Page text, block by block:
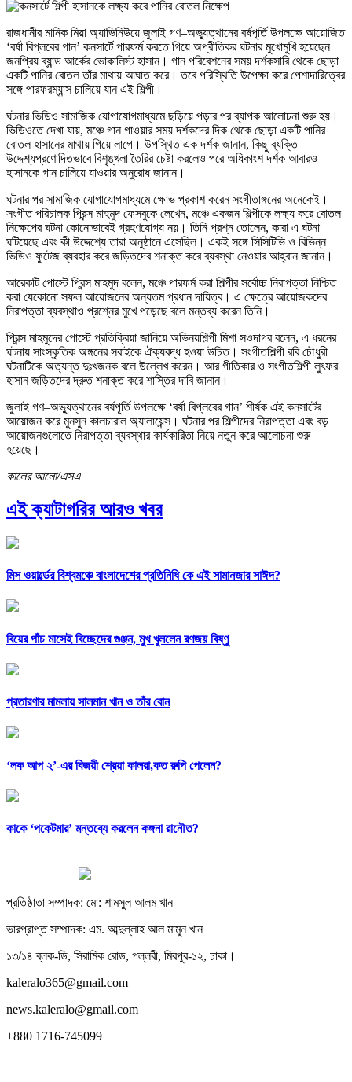
রাজধানীর মানিক মিয়া অ্যাভিনিউয়ে জুলাই গণ–অভ্যুত্থানের বর্ষপূর্তি উপলক্ষে আয়োজিত
‘বর্ষা বিপ্লবের গান’ কনসার্টে পারফর্ম করতে গিয়ে অপ্রীতিকর ঘটনার মুখোমুখি হয়েছেন
জনপ্রিয় ব্যান্ড আর্কের ভোকালিস্ট হাসান। গান পরিবেশনের সময় দর্শকসারি থেকে ছোড়া
একটি পানির বোতল তাঁর মাথায় আঘাত করে। তবে পরিস্থিতি উপেক্ষা করে পেশাদারিত্বের
সঙ্গে পারফরম্যান্স চালিয়ে যান এই শিল্পী।
ঘটনার ভিডিও সামাজিক যোগাযোগমাধ্যমে ছড়িয়ে পড়ার পর ব্যাপক আলোচনা শুরু হয়।
ভিডিওতে দেখা যায়, মঞ্চে গান গাওয়ার সময় দর্শকদের দিক থেকে ছোড়া একটি পানির
বোতল হাসানের মাথায় গিয়ে লাগে। উপস্থিত এক দর্শক জানান, কিছু ব্যক্তি
উদ্দেশ্যপ্রণোদিতভাবে বিশৃঙ্খলা তৈরির চেষ্টা করলেও পরে অধিকাংশ দর্শক আবারও
হাসানকে গান চালিয়ে যাওয়ার অনুরোধ জানান।
ঘটনার পর সামাজিক যোগাযোগমাধ্যমে ক্ষোভ প্রকাশ করেন সংগীতাঙ্গনের অনেকেই।
সংগীত পরিচালক প্রিন্স মাহমুদ ফেসবুকে লেখেন, মঞ্চে একজন শিল্পীকে লক্ষ্য করে বোতল
নিক্ষেপের ঘটনা কোনোভাবেই গ্রহণযোগ্য নয়। তিনি প্রশ্ন তোলেন, কারা এ ঘটনা
ঘটিয়েছে এবং কী উদ্দেশ্যে তারা অনুষ্ঠানে এসেছিল। একই সঙ্গে সিসিটিভি ও বিভিন্ন
ভিডিও ফুটেজ ব্যবহার করে জড়িতদের শনাক্ত করে ব্যবস্থা নেওয়ার আহ্বান জানান।
আরেকটি পোস্টে প্রিন্স মাহমুদ বলেন, মঞ্চে পারফর্ম করা শিল্পীর সর্বোচ্চ নিরাপত্তা নিশ্চিত
করা যেকোনো সফল আয়োজনের অন্যতম প্রধান দায়িত্ব। এ ক্ষেত্রে আয়োজকদের
নিরাপত্তা ব্যবস্থাও প্রশ্নের মুখে পড়েছে বলে মন্তব্য করেন তিনি।
প্রিন্স মাহমুদের পোস্টে প্রতিক্রিয়া জানিয়ে অভিনয়শিল্পী মিশা সওদাগর বলেন, এ ধরনের
ঘটনায় সাংস্কৃতিক অঙ্গনের সবাইকে ঐক্যবদ্ধ হওয়া উচিত। সংগীতশিল্পী রবি চৌধুরী
ঘটনাটিকে অত্যন্ত দুঃখজনক বলে উল্লেখ করেন। আর গীতিকার ও সংগীতশিল্পী লুৎফর
হাসান জড়িতদের দ্রুত শনাক্ত করে শাস্তির দাবি জানান।
জুলাই গণ–অভ্যুত্থানের বর্ষপূর্তি উপলক্ষে ‘বর্ষা বিপ্লবের গান’ শীর্ষক এই কনসার্টের
আয়োজন করে মুনসুন কালচারাল অ্যালায়েন্স। ঘটনার পর শিল্পীদের নিরাপত্তা এবং বড়
আয়োজনগুলোতে নিরাপত্তা ব্যবস্থার কার্যকারিতা নিয়ে নতুন করে আলোচনা শুরু
হয়েছে।
কালের আলো/এসএ
এই ক্যাটাগরির আরও খবর
মিস ওয়ার্ল্ডের বিশ্বমঞ্চে বাংলাদেশের প্রতিনিধি কে এই সামানজার সাঈদ?
বিয়ের পাঁচ মাসেই বিচ্ছেদের গুঞ্জন, মুখ খুললেন রণজয় বিষ্ণু
প্রতারণার মামলায় সালমান খান ও তাঁর বোন
‘লক আপ ২’-এর বিজয়ী শ্রেয়া কালরা,কত রুপি পেলেন?
কাকে ‘পকেটমার’ মন্তব্যে করলেন কঙ্গনা রানৌত?
প্রতিষ্ঠাতা সম্পাদক: মো: শামসুল আলম খান
ভারপ্রাপ্ত সম্পাদক: এম. আব্দুল্লাহ আল মামুন খান
১৩/১৪ ব্লক-ডি, সিরামিক রোড, পল্লবী, মিরপুর-১২, ঢাকা।
kaleralo365@gmail.com
news.kaleralo@gmail.com
+880 1716-745099